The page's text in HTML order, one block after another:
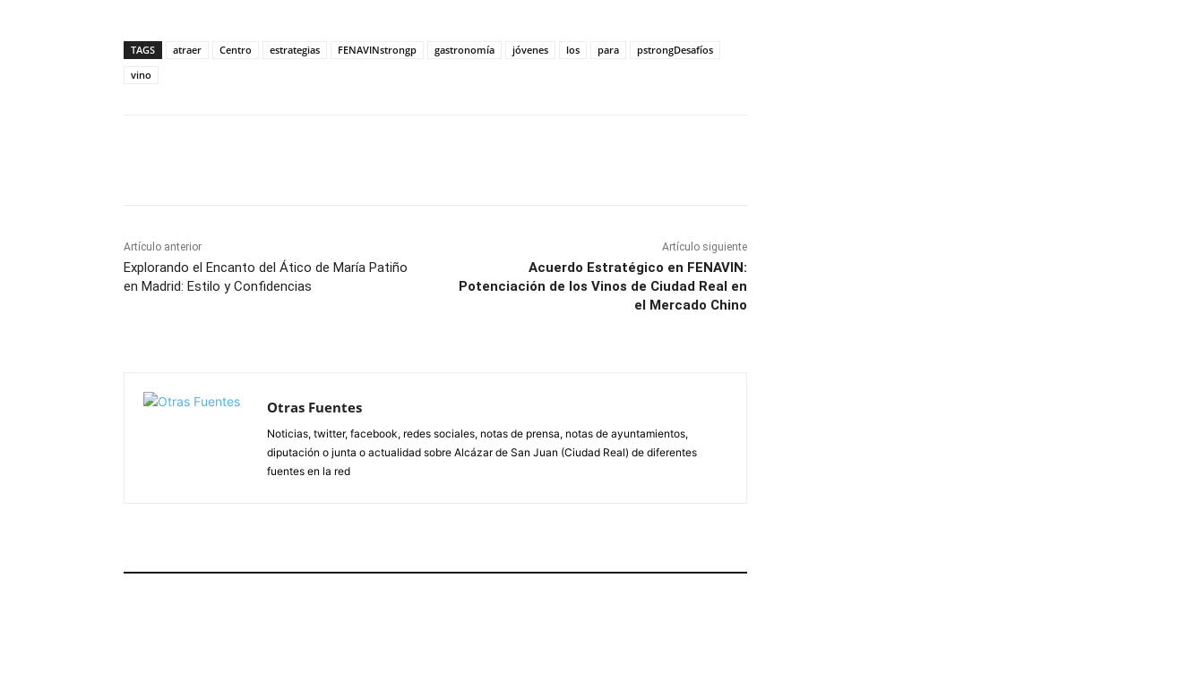
TAGS atraer Centro estrategias FENAVINstrongp gastronomía jóvenes los para
pstrongDesafíos
vino
Artículo anterior
Explorando el Encanto del Ático de María Patiño
en Madrid: Estilo y Confidencias
Artículo siguiente
Acuerdo Estratégico en FENAVIN:
Potenciación de los Vinos de Ciudad Real en
el Mercado Chino
Otras Fuentes
Noticias, twitter, facebook, redes sociales, notas de prensa, notas de ayuntamientos,
diputación o junta o actualidad sobre Alcázar de San Juan (Ciudad Real) de diferentes
fuentes en la red